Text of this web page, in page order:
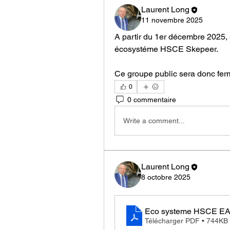
Laurent Long
11 novembre 2025
A partir du 1er décembre
écosystéme HSCE Skepeer.
Ce groupe public sera donc
0
0 commentaire
Write a comment...
Laurent Long
8 octobre 2025
Eco systeme HSCE
Télécharger PDF • 744KB